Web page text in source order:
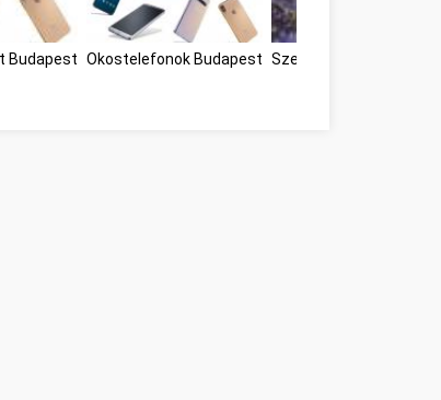
Budapest Okostelefonok Budapest Személyes fejlődési